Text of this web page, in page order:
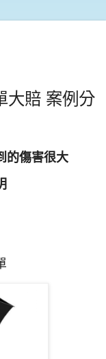
大賠 案例分
的傷害很大